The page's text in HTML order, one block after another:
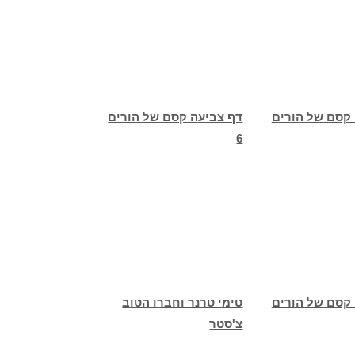
דף צביעה קסם של הורים
6
קסם של הורים
טימי טרנר וחברו הטוב
צ'סטר
קסם של הורים